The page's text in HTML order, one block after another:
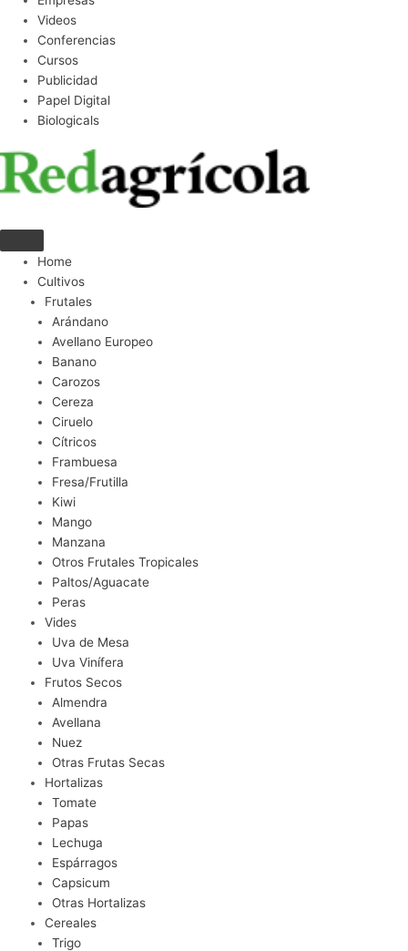
Videos
Conferencias
Cursos
Publicidad
Papel Digital
Biologicals
Home
Cultivos
Frutales
Arándano
Avellano Europeo
Banano
Carozos
Cereza
Ciruelo
Cítricos
Frambuesa
Fresa/Frutilla
Kiwi
Mango
Manzana
Otros Frutales Tropicales
Paltos/Aguacate
Peras
Vides
Uva de Mesa
Uva Vinífera
Frutos Secos
Almendra
Avellana
Nuez
Otras Frutas Secas
Hortalizas
Tomate
Papas
Lechuga
Espárragos
Capsicum
Otras Hortalizas
Cereales
Trigo